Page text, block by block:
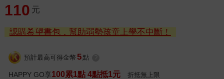
110 元
認購希望書包，幫助弱勢孩童上學不中斷！
預計最高可得金幣 5 點
HAPPY GO享100累1點 4點抵1元 折抵無上限